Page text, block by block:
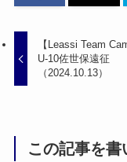
【Leassi Team
U-10佐世保遠征
（2024.10.13）
この記事を書